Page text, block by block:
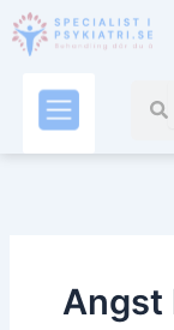
Angst